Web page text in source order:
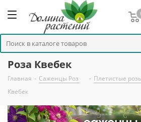
Роза Квебек
Главная - Саженцы Роз - Плетистые
Квебек